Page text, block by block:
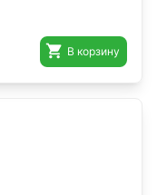
 В корзину